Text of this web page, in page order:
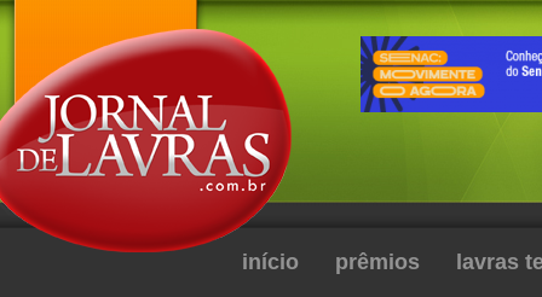
início prêmios lavras